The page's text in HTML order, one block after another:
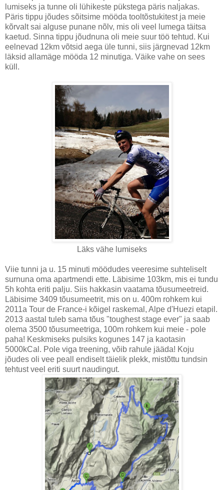
lumiseks ja tunne oli lühikeste pükstega päris naljakas.
Päris tippu jõudes sõitsime mööda tooltõstukitest ja meie
kõrvalt sai alguse punane nõlv, mis oli veel lumega täitsa
kaetud. Sinna tippu jõudnuna oli meie suur töö tehtud. Kui
eelnevad 12km võtsid aega üle tunni, siis järgnevad 12km
läksid allamäge mööda 12 minutiga. Väike vahe on sees
küll.
Läks vähe lumiseks
Viie tunni ja u. 15 minuti möödudes veeresime suhteliselt
surnuna oma apartmendi ette. Läbisime 103km, mis ei tundu
5h kohta eriti palju. Siis hakkasin vaatama tõusumeetreid.
Läbisime 3409 tõusumeetrit, mis on u. 400m rohkem kui
2011a Tour de France-i kõigel raskemal, Alpe d'Huezi etapil.
2013 aastal tuleb sama tõus "toughest stage ever" ja saab
olema 3500 tõusumeetriga, 100m rohkem kui meie - pole
paha! Keskmiseks pulsiks kogunes 147 ja kaotasin
5000kCal. Pole viga treening, võib rahule jääda! Koju
jõudes oli vee peall endiselt täielik plekk, mistõttu tundsin
tehtust veel eriti suurt naudingut.